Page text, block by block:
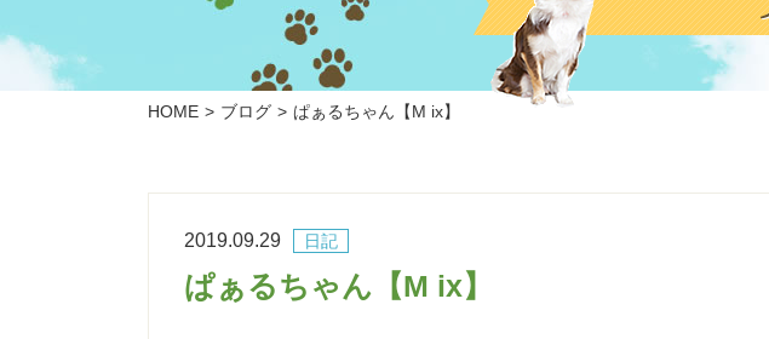
HOME ブログ ぱぁるちゃん【M ix】
日記
2019.09.29
ぱぁるちゃん【M ix】